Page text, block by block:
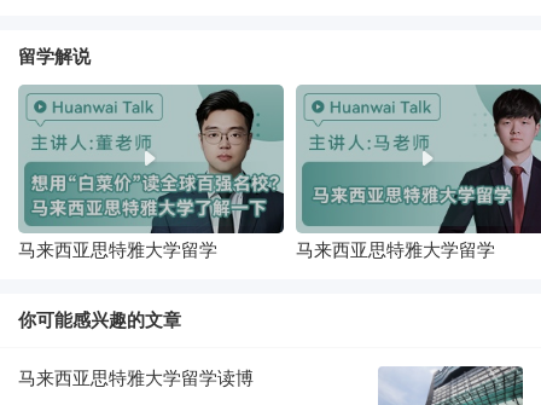
留学解说
马来西亚思特雅大学留学 马来西亚思特雅大学留学
你可能感兴趣的文章
马来西亚思特雅大学留学读博